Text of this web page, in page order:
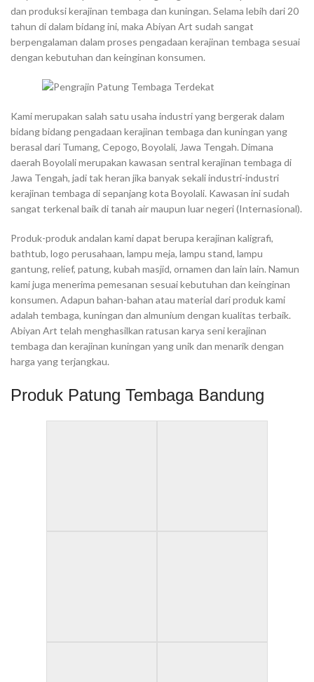
dan produksi kerajinan tembaga dan kuningan. Selama lebih dari 20
tahun di dalam bidang ini, maka Abiyan Art sudah sangat
berpengalaman dalam proses pengadaan kerajinan tembaga sesuai
dengan kebutuhan dan keinginan konsumen.
Kami merupakan salah satu usaha industri yang bergerak dalam
bidang bidang pengadaan kerajinan tembaga dan kuningan yang
berasal dari Tumang, Cepogo, Boyolali, Jawa Tengah. Dimana
daerah Boyolali merupakan kawasan sentral kerajinan tembaga di
Jawa Tengah, jadi tak heran jika banyak sekali industri-industri
kerajinan tembaga di sepanjang kota Boyolali. Kawasan ini sudah
sangat terkenal baik di tanah air maupun luar negeri (Internasional).
Produk-produk andalan kami dapat berupa kerajinan kaligrafi,
bathtub, logo perusahaan, lampu meja, lampu stand, lampu
gantung, relief, patung, kubah masjid, ornamen dan lain lain. Namun
kami juga menerima pemesanan sesuai kebutuhan dan keinginan
konsumen. Adapun bahan-bahan atau material dari produk kami
adalah tembaga, kuningan dan almunium dengan kualitas terbaik.
Abiyan Art telah menghasilkan ratusan karya seni kerajinan
tembaga dan kerajinan kuningan yang unik dan menarik dengan
harga yang terjangkau.
Produk Patung Tembaga Bandung